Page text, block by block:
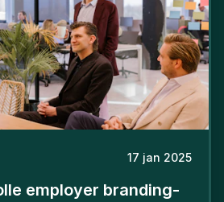
17 jan 2025
employer branding-